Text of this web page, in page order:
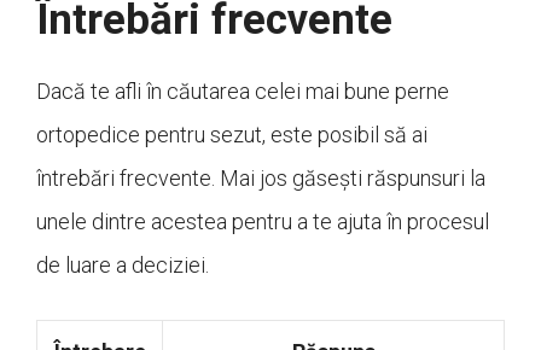
Întrebări frecvente
Dacă te afli în căutarea celei mai bune perne
ortopedice pentru sezut, este posibil să ai
întrebări frecvente. Mai jos găsești răspunsuri la
unele dintre acestea pentru a te ajuta în procesul
de luare a deciziei.